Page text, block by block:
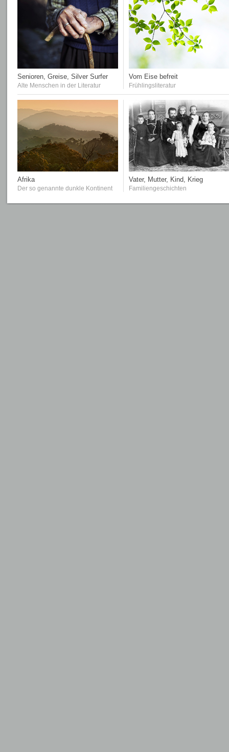
Senioren, Greise, Silver Surfer
Alte Menschen in der Literatur
Vom Eise befreit
Frühlingsliteratur
Afrika
Der so genannte dunkle Kontinent
Vater, Mutter, Kind, Krieg
Familiengeschichten